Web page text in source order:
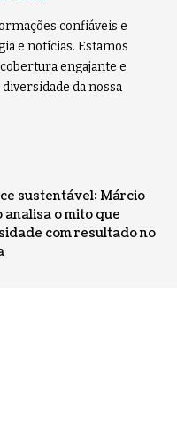
confiáveis e
e notícias. Estamos
engajante e
da nossa
sustentável: Márcio
o mito que
com resultado no